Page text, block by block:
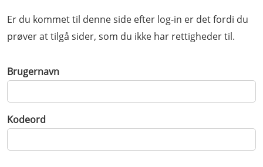
Er du kommet til denne side efter log-in er det fordi du
prøver at tilgå sider, som du ikke har rettigheder til.
Brugernavn
Kodeord